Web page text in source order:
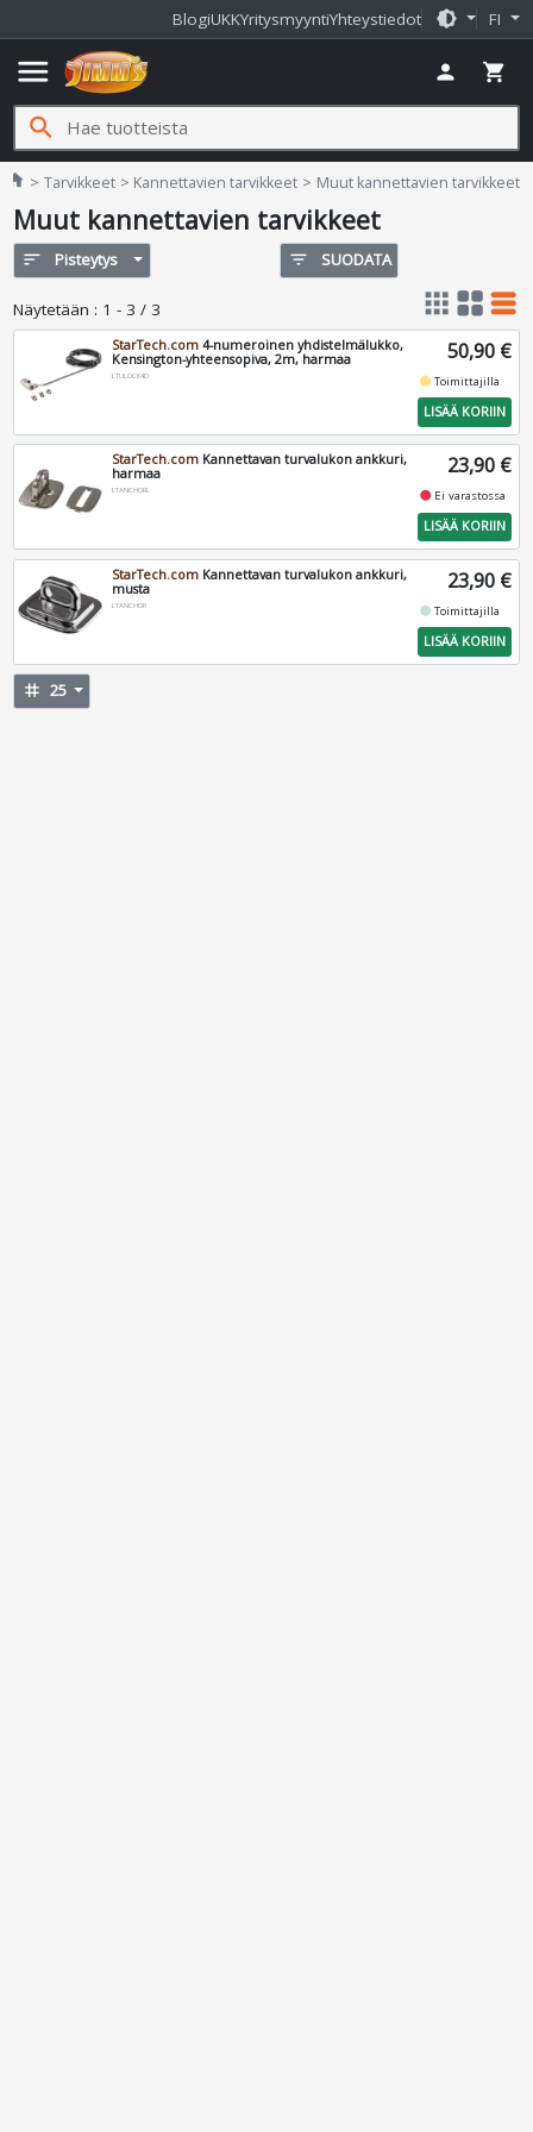
BlogiUKKYritysmyyntiYhteystiedot brightness_medium FI
menu person shopping_cart
search
home Jimms.fi
Tarvikkeet Kannettavien tarvikkeet Muut kannettavien tarvikkeet
Muut kannettavien tarvikkeet
sort Pisteytys filter_list SUODATA
Näytetään : 1 - 3 / 3 apps grid_view table_rows
StarTech.com 4-numeroinen yhdistelmälukko,
Kensington-yhteensopiva, 2m, harmaa
LTULOCK4D
50,90 €
fiber_manual_recordToimittajilla
LISÄÄ KORIIN
StarTech.com Kannettavan turvalukon ankkuri,
harmaa
LTANCHORL
23,90 €
fiber_manual_record Ei varastossa
LISÄÄ KORIIN
StarTech.com Kannettavan turvalukon ankkuri,
musta
LTANCHOR
23,90 €
fiber_manual_recordToimittajilla
LISÄÄ KORIIN
tag 25